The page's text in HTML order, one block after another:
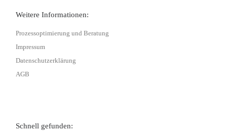
Weitere Informationen:
Prozessoptimierung und Beratung
Impressum
Datenschutzerklärung
AGB
Schnell gefunden: